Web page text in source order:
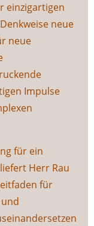
einzigartigen
neue
neue
Impulse
für ein
Herr Rau
für